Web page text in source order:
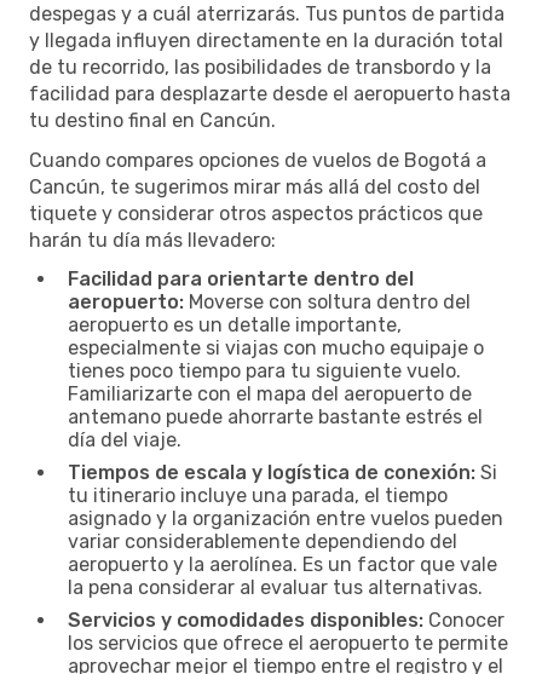
despegas y a cuál aterrizarás. Tus puntos de partida
y llegada influyen directamente en la duración total
de tu recorrido, las posibilidades de transbordo y la
facilidad para desplazarte desde el aeropuerto hasta
tu destino final en Cancún.
Cuando compares opciones de vuelos de Bogotá a
Cancún, te sugerimos mirar más allá del costo del
tiquete y considerar otros aspectos prácticos que
harán tu día más llevadero:
Facilidad para orientarte dentro del
aeropuerto: Moverse con soltura dentro del
aeropuerto es un detalle importante,
especialmente si viajas con mucho equipaje o
tienes poco tiempo para tu siguiente vuelo.
Familiarizarte con el mapa del aeropuerto de
antemano puede ahorrarte bastante estrés el
día del viaje.
Tiempos de escala y logística de conexión: Si
tu itinerario incluye una parada, el tiempo
asignado y la organización entre vuelos pueden
variar considerablemente dependiendo del
aeropuerto y la aerolínea. Es un factor que vale
la pena considerar al evaluar tus alternativas.
Servicios y comodidades disponibles: Conocer
los servicios que ofrece el aeropuerto te permite
aprovechar mejor el tiempo entre el registro y el